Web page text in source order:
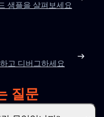
샘플을 살펴보세요
고 디버그하세요
질문